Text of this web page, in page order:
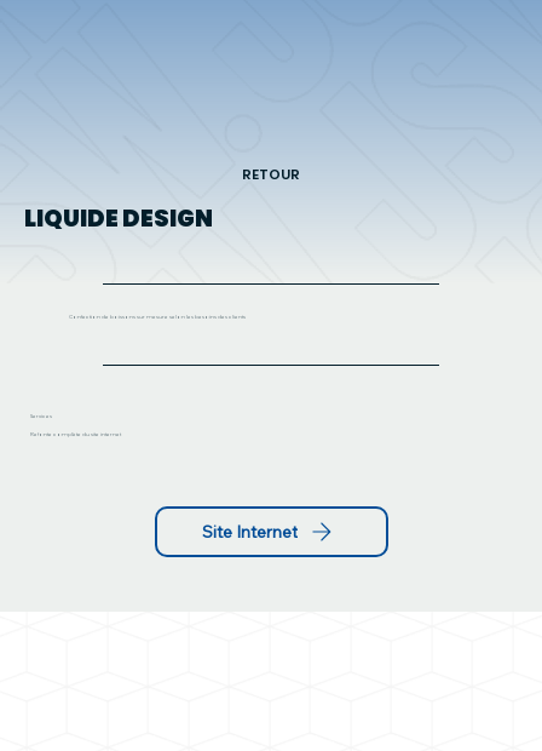
LIQUIDE DESIGN
RETOUR
Confection de boissons sur mesure selon les besoins des clients
Services
Refonte complète du site internet
Site Internet